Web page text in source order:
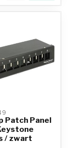
Patch Panel
/ zwart